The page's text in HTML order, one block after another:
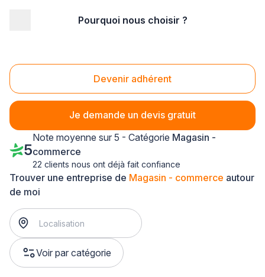
Pourquoi nous choisir ?
Devenir adhérent
Je demande un devis gratuit
Magasin - commerce Besançon (25000)
Trouver une entreprise de Magasin - commerce autour
de moi
Voir par catégorie
5
Note moyenne sur 5 - Catégorie Magasin -
commerce
22 clients nous ont déjà fait confiance